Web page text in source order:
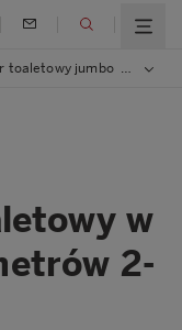
toaletowy jumbo /
w
2-